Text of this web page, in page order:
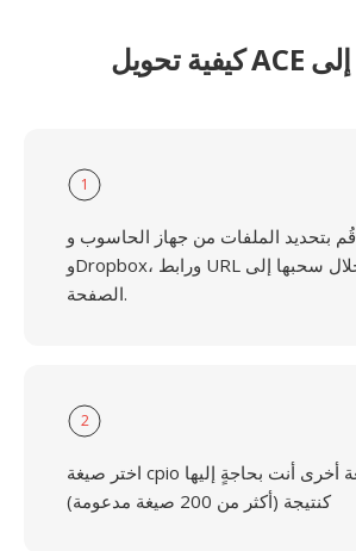
1
قُم بتحديد الملفات من جهاز الحاسوب وGoogle Drive
وDropbox، ورابط URL أو من خلال سحبها إلى
الصفحة.
2
اختر صيغة cpio أو أية صيغة أخرى أنت بحاجةٍ إليها
كنتيجة (أكثر من 200 صيغة مدعومة)